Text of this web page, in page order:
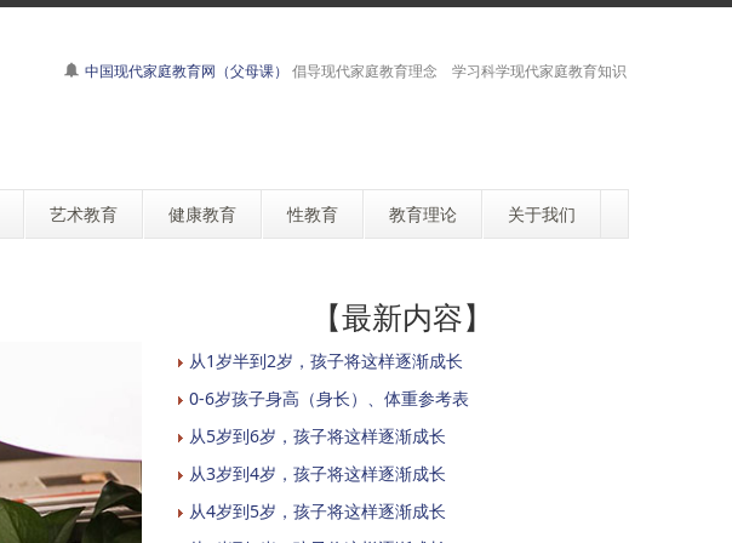
中国现代家庭教育网（父母课） 倡导现代家庭教育理念 学习科学现代家庭教育知识
艺术教育 健康教育 性教育 教育理论 关于我们
【最新内容】
从1岁半到2岁，孩子将这样逐渐成长
0-6岁孩子身高（身长）、体重参考表
从5岁到6岁，孩子将这样逐渐成长
从3岁到4岁，孩子将这样逐渐成长
从4岁到5岁，孩子将这样逐渐成长